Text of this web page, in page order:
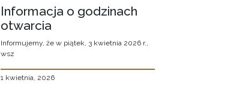
Informacja o godzinach
otwarcia
Informujemy, że w piątek, 3 kwietnia 2026 r.,
wsz
1 kwietnia, 2026